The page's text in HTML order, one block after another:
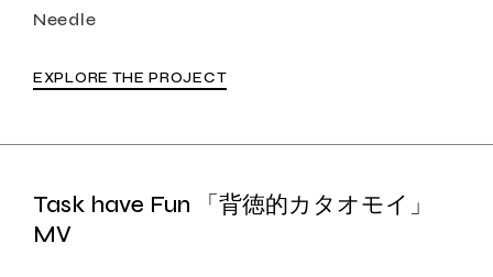
Needle
EXPLORE THE PROJECT
Task have Fun 「背徳的カタオモイ」
MV